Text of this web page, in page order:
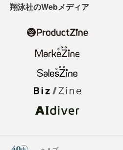
翔泳社のWebメディア